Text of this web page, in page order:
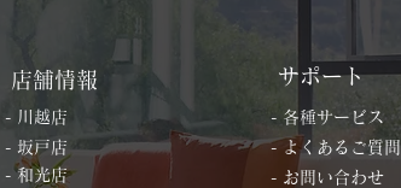
店舗情報
- 川越店
- 坂戸店
- 和光店
サポート
- 各種サービス
- よくあるご質問
- お問い合わせ